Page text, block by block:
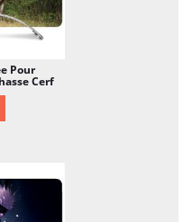
Pour
Cerf